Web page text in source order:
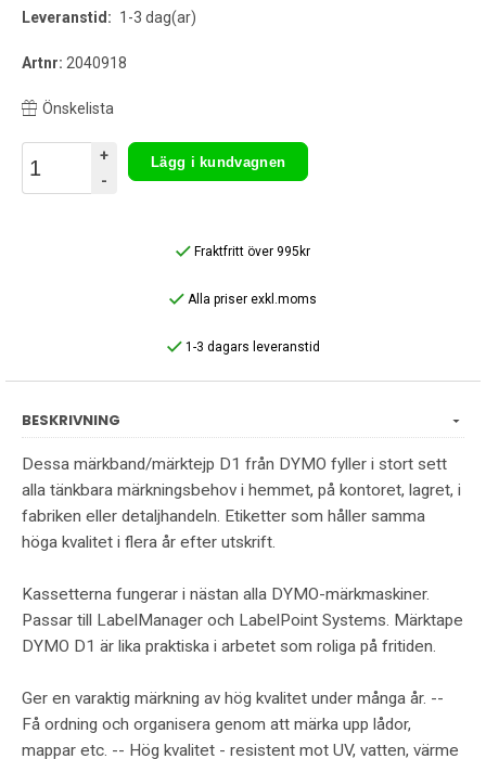
Leveranstid: 1-3 dag(ar)
Artnr: 2040918
Önskelista
+
-
Lägg i kundvagnen
Fraktfritt över 995kr
Alla priser exkl.moms
1-3 dagars leveranstid
BESKRIVNING
Dessa märkband/märktejp D1 från DYMO fyller i stort sett
alla tänkbara märkningsbehov i hemmet, på kontoret, lagret, i
fabriken eller detaljhandeln. Etiketter som håller samma
höga kvalitet i flera år efter utskrift.
Kassetterna fungerar i nästan alla DYMO-märkmaskiner.
Passar till LabelManager och LabelPoint Systems. Märktape
DYMO D1 är lika praktiska i arbetet som roliga på fritiden.
Ger en varaktig märkning av hög kvalitet under många år. --
Få ordning och organisera genom att märka upp lådor,
mappar etc. -- Hög kvalitet - resistent mot UV, vatten, värme